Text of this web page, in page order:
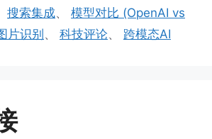
搜索集成、 模型对比 (OpenAI vs
片识别 、 科技评论、 跨模态AI